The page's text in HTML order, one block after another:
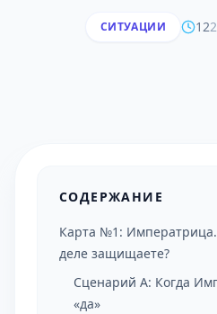
СИТУАЦИИ 12
СОДЕРЖАНИЕ
Карта №1:
деле защищаете?
Сценарий А: Когда
«да»